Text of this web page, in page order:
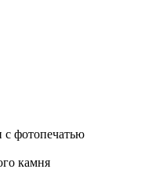
фотопечатью
камня